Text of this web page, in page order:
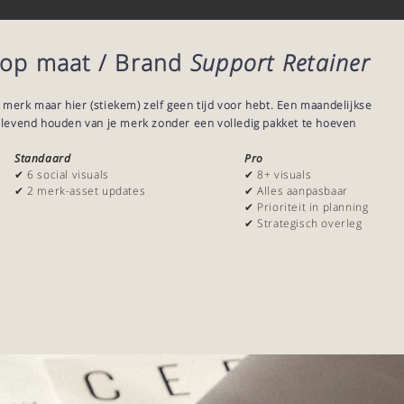
maat / Brand Support Retainer
maar hier (stiekem) zelf geen tijd voor hebt. Een maandelijkse
houden van je merk zonder een volledig pakket te hoeven
Pro
✔ 8+ visuals
✔ Alles aanpasbaar
✔ Prioriteit in planning
✔ Strategisch overleg
Standaard
✔ 6 social visuals
✔ 2 merk-asset updates